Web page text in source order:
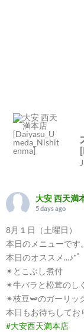
大安 西天満
5 days ago
8月１日（土曜日）
本日のメニューです。
本日のオススメ...♪*ﾟ
✴︎とこぶし煮付
✴︎牛バラと松茸のし
✴︎枝豆🫛のガーリッ
本日もお待ちしてお
#大安西天満本店